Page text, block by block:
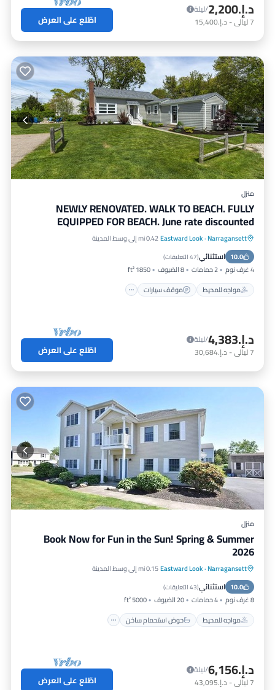
د.إ.‏2,200
/ليلة
7ليالي- د.إ.‏15,400 اطّلع على العرض
منزل
NEWLY RENOVATED. WALK TO BEACH. FULLY
EQUIPPED FOR BEACH. June rate discounted
Narragansett
·
Eastward Look0.42 mi إلى وسط المدينة
10.0 استثنائي(47 التعليقات )
4 غرف نوم 2 حمامات 8 الضيوف
1850 ft²
مواجه للمحيط
موقف سيارات
مواجه للمحيط
موقف سيارات
إطلالة على المحيط
د.إ.‏4,383
/ليلة
7ليالي- د.إ.‏30,684 اطّلع على العرض
منزل
Book Now for Fun in the Sun! Spring & Summer
2026
Narragansett
·
Eastward Look0.15 mi إلى وسط المدينة
10.0 استثنائي(43 التعليقات )
8 غرف نوم 4 حمامات 20 الضيوف
5000 ft²
مواجه للمحيط
حوض استحمام ساخن
مواجه للمحيط
حوض استحمام ساخن
موقف سيارات
د.إ.‏6,156
/ليلة
7ليالي- د.إ.‏43,095 اطّلع على العرض